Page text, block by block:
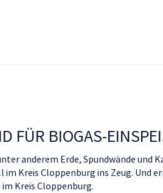
FÜR BIOGAS-
anderem Erde, Spundwände und
Kreis Cloppenburg ins Zeug. Und
Kreis Cloppenburg.